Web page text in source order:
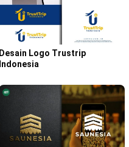
Desain Logo Trustrip
Indonesia